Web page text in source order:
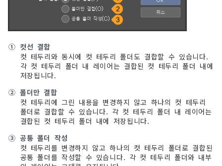
① 컷선 결합
컷 테두리와 동시에 컷 테두리 폴더도 결합할 수 있습니다.
각 컷 테두리 폴더 내 레이어는 결합된 컷 테두리 폴더 내에
저장됩니다.
② 폴더만 결합
컷 테두리에 그린 내용을 변경하지 않고 하나의 컷 테두리
폴더로 결합할 수 있습니다. 각 컷 테두리 폴더 내 레이어는
결합된 컷 테두리 폴더 내에 저장됩니다.
③ 공통 폴더 작성
컷 테두리를 변경하지 않고 하나의 컷 테두리 폴더로 결합된
공통 폴더를 작성할 수 있습니다. 각 컷 테두리 폴더와 내부